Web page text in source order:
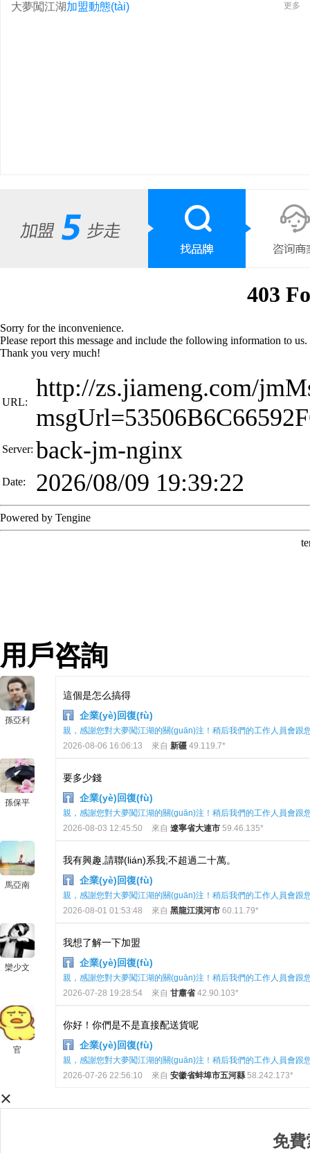
大夢闖江湖加盟動態(tài) 更多
用戶咨詢
孫亞利
這個是怎么搞得
企業(yè)回復(fù)
親，感謝您對大夢闖江湖的關(guān)注！稍后我們的工作人員會跟
2026-08-06 16:06:13
來自 新疆 49.119.7*
孫保平
要多少錢
企業(yè)回復(fù)
親，感謝您對大夢闖江湖的關(guān)注！稍后我們的工作人員會跟
2026-08-03 12:45:50
來自 遼寧省大連市 59.46.135*
馬亞南
我有興趣,請聯(lián)系我;不超過二十萬。
企業(yè)回復(fù)
親，感謝您對大夢闖江湖的關(guān)注！稍后我們的工作人員會跟
2026-08-01 01:53:48
來自 黑龍江漠河市 60.11.79*
欒少文
我想了解一下加盟
企業(yè)回復(fù)
親，感謝您對大夢闖江湖的關(guān)注！稍后我們的工作人員會跟
2026-07-28 19:28:54
來自 甘肅省42.90.103*
官
你好！你們是不是直接配送貨呢
企業(yè)回復(fù)
親，感謝您對大夢闖江湖的關(guān)注！稍后我們的工作人員會跟
2026-07-26 22:56:10
來自 安徽省蚌埠市五河縣58.242.173*
×
免費